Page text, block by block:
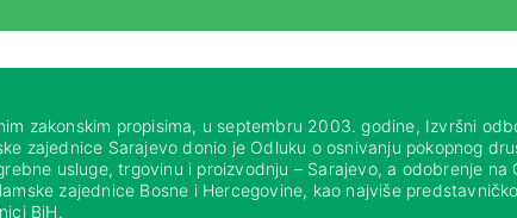
zakonskim propisima, u septembru 2003. godine, Izvršni
zajednice Sarajevo donio je Odluku o osnivanju pokopnog
usluge, trgovinu i proizvodnju – Sarajevo, a odobrenje na
zajednice Bosne i Hercegovine, kao najviše
BiH.